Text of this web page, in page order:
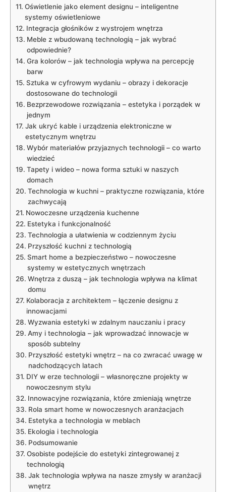
Oświetlenie jako element ‍designu – ‍inteligentne
systemy oświetleniowe
Integracja głośników z wystrojem wnętrza
Meble‌ z wbudowaną technologią – jak wybrać
odpowiednie?
Gra kolorów – jak ‌technologia wpływa ⁢na percepcję
barw
Sztuka w cyfrowym wydaniu – obrazy i dekoracje
dostosowane do technologii
Bezprzewodowe rozwiązania – estetyka i porządek‌ w
jednym
Jak ukryć‍ kable i urządzenia elektroniczne w
estetycznym wnętrzu
Wybór ‍materiałów przyjaznych technologii – co warto
wiedzieć
Tapety i wideo – nowa forma sztuki w naszych
domach
Technologia w kuchni – praktyczne rozwiązania, które
⁤zachwycają
Nowoczesne urządzenia kuchenne
Estetyka i funkcjonalność
Technologia a ułatwienia w codziennym życiu
Przyszłość kuchni z technologią
Smart home a bezpieczeństwo – nowoczesne
systemy w estetycznych wnętrzach
Wnętrza z duszą – jak ⁣technologia wpływa na klimat
domu
Kolaboracja z architektem – łączenie designu ⁤z
innowacjami
Wyzwania estetyki w zdalnym nauczaniu i pracy
Amy i technologia – jak wprowadzać innowacje w
sposób subtelny
Przyszłość estetyki wnętrz – na co zwracać uwagę w
nadchodzących latach
DIY ⁤w erze technologii – własnoręczne projekty w
nowoczesnym stylu
Innowacyjne rozwiązania, które zmieniają wnętrze
Rola smart ‌home⁣ w nowoczesnych aranżacjach
Estetyka a technologia w meblach
Ekologia i⁣ technologia
Podsumowanie
Osobiste podejście do ‌estetyki zintegrowanej z
technologią
Jak technologia wpływa na​ nasze zmysły ⁤w aranżacji
wnętrz